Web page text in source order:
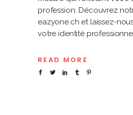
profession. Découvrez
eazyone.ch et laissez-
votre identité
READ MORE